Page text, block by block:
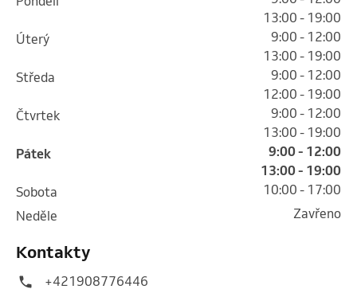
13:00 - 19:00
úterý
9:00 - 12:00
13:00 - 19:00
středa
9:00 - 12:00
12:00 - 19:00
čtvrtek
9:00 - 12:00
13:00 - 19:00
pátek
9:00 - 12:00
13:00 - 19:00
sobota
10:00 - 17:00
neděle
Zavřeno
Kontakty
+421908776446